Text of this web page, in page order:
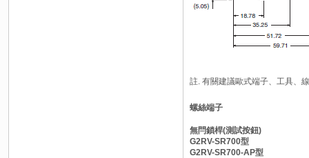
註. 有關建議歐式端子、工具、
螺絲端子
無閂鎖桿(測試按鈕)
G2RV-SR700型
G2RV-SR700-AP型